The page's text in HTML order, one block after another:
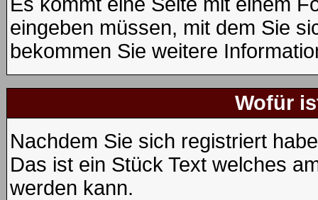
eingeben müssen, mit dem Sie
bekommen Sie weitere
Wofür
Nachdem Sie sich registriert
Das ist ein Stück Text welches
werden kann.